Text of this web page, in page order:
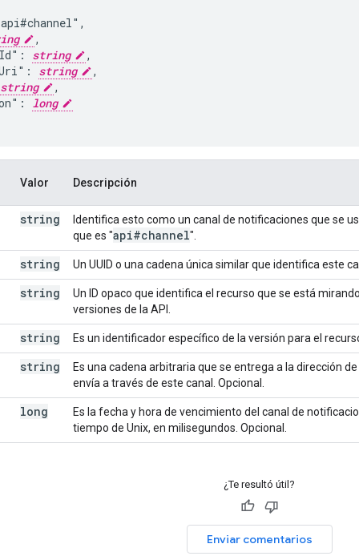
,
string
,
string
,
string
,
long
Valor Descripción
string
Identifica esto como un canal de notificaciones que se
que es "api#channel".
string Un UUID o una cadena única similar que identifica este
string
Un ID opaco que identifica el recurso que se está
versiones de la API.
string Es un identificador específico de la versión para el
string
Es una cadena arbitraria que se entrega a la dirección
envía a través de este canal. Opcional.
long
Es la fecha y hora de vencimiento del canal de
tiempo de Unix, en milisegundos. Opcional.
¿Te resultó útil?
Enviar comentarios